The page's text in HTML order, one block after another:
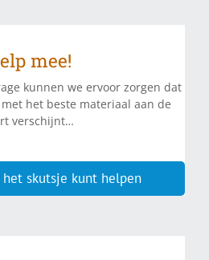
mee!
kunnen we ervoor zorgen dat
het beste materiaal aan de
verschijnt…
skutsje kunt helpen